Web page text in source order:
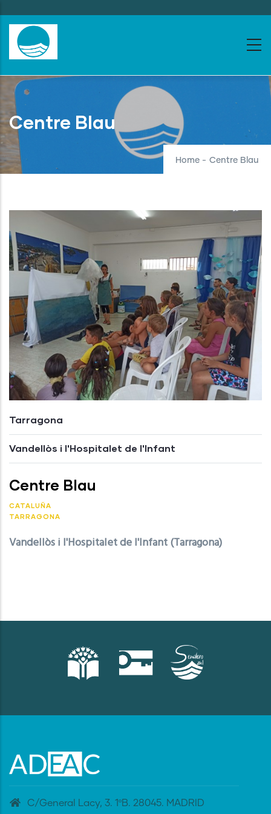
to
main
content
Centre Blau
Home - Centre Blau
Tarragona
Vandellòs i l'Hospitalet de l'Infant
Centre Blau
CATALUÑA
TARRAGONA
Vandellòs i l'Hospitalet de l'Infant (Tarragona)
C/General Lacy, 3. 1ºB. 28045. MADRID